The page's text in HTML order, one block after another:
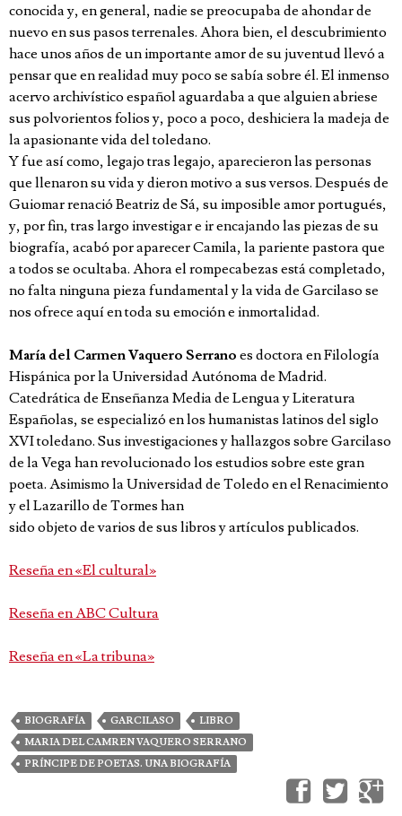
conocida y, en general, nadie se preocupaba de ahondar de
nuevo en sus pasos terrenales. Ahora bien, el descubrimiento
hace unos años de un importante amor de su juventud llevó a
pensar que en realidad muy poco se sabía sobre él. El inmenso
acervo archivístico español aguardaba a que alguien abriese
sus polvorientos folios y, poco a poco, deshiciera la madeja de
la apasionante vida del toledano.
Y fue así como, legajo tras legajo, aparecieron las personas
que llenaron su vida y dieron motivo a sus versos. Después de
Guiomar renació Beatriz de Sá, su imposible amor portugués,
y, por fin, tras largo investigar e ir encajando las piezas de su
biografía, acabó por aparecer Camila, la pariente pastora que
a todos se ocultaba. Ahora el rompecabezas está completado,
no falta ninguna pieza fundamental y la vida de Garcilaso se
nos ofrece aquí en toda su emoción e inmortalidad.
María del Carmen Vaquero Serrano es doctora en Filología
Hispánica por la Universidad Autónoma de Madrid.
Catedrática de Enseñanza Media de Lengua y Literatura
Españolas, se especializó en los humanistas latinos del siglo
XVI toledano. Sus investigaciones y hallazgos sobre Garcilaso
de la Vega han revolucionado los estudios sobre este gran
poeta. Asimismo la Universidad de Toledo en el Renacimiento
y el Lazarillo de Tormes han
sido objeto de varios de sus libros y artículos publicados.
Reseña en «El cultural»
Reseña en ABC Cultura
Reseña en «La tribuna»
BIOGRAFÍA GARCILASO
LIBRO
MARIA DEL CAMREN VAQUERO SERRANO
PRÍNCIPE DE POETAS. UNA BIOGRAFÍA